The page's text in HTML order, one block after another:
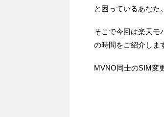
と困っているあなた。
そこで今回は楽天モ
の時間をご紹介しま
MVNO同士のSIM変